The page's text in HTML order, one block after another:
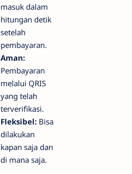
masuk dalam
hitungan detik
setelah
pembayaran.
Aman:
Pembayaran
melalui QRIS
yang telah
terverifikasi.
Fleksibel: Bisa
dilakukan
kapan saja dan
di mana saja.